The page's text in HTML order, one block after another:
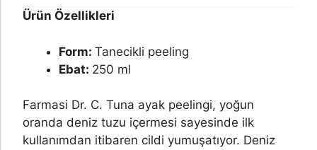
Ürün Özellikleri
Form: Tanecikli peeling
Ebat: 250 ml
Farmasi Dr. C. Tuna ayak peelingi, yoğun
oranda deniz tuzu içermesi sayesinde ilk
kullanımdan itibaren cildi yumuşatıyor. Deniz